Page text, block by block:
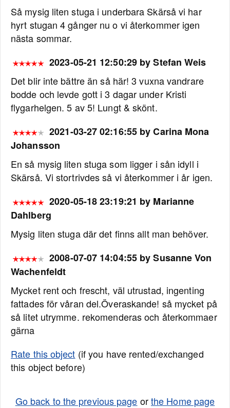
Så mysig liten stuga i underbara Skärså vi har
hyrt stugan 4 gånger nu o vi återkommer igen
nästa sommar.
2023-05-21 12:50:29 by Stefan Weis
Det blir inte bättre än så här! 3 vuxna vandrare
bodde och levde gott i 3 dagar under Kristi
flygarhelgen. 5 av 5! Lungt & skönt.
2021-03-27 02:16:55 by Carina Mona
Johansson
En så mysig liten stuga som ligger i sån idyll i
Skärså. Vi stortrivdes så vi återkommer i år igen.
2020-05-18 23:19:21 by Marianne
Dahlberg
Mysig liten stuga där det finns allt man behöver.
2008-07-07 14:04:55 by Susanne Von
Wachenfeldt
Mycket rent och frescht, väl utrustad, ingenting
fattades för våran del.Överaskande! så mycket på
så litet utrymme. rekomenderas och återkommaer
gärna
Rate this object (if you have rented/exchanged
this object before)
Go back to the previous page orthe Home page